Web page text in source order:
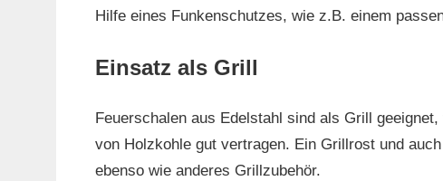
Hilfe eines Funkenschutzes, wie z.B. einem
Einsatz als Grill
Feuerschalen aus Edelstahl sind als Grill
von Holzkohle gut vertragen. Ein Grillrost und
ebenso wie anderes Grillzubehör.